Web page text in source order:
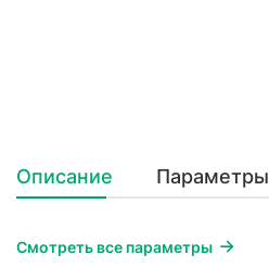
Описание Параметры
Смотреть все параметры